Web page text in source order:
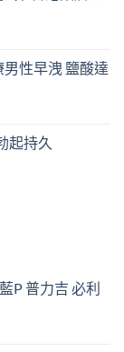
性早洩 鹽酸達
起持久
P 普力吉 必利